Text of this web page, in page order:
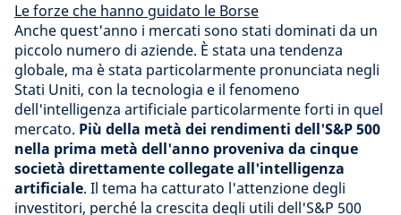
Le forze che hanno guidato le Borse
Anche quest'anno i mercati sono stati dominati da un
piccolo numero di aziende. È stata una tendenza
globale, ma è stata particolarmente pronunciata negli
Stati Uniti, con la tecnologia e il fenomeno
dell'intelligenza artificiale particolarmente forti in quel
mercato. Più della metà dei rendimenti dell'S&P 500
nella prima metà dell'anno proveniva da cinque
società direttamente collegate all'intelligenza
artificiale. Il tema ha catturato l'attenzione degli
investitori, perché la crescita degli utili dell'S&P 500